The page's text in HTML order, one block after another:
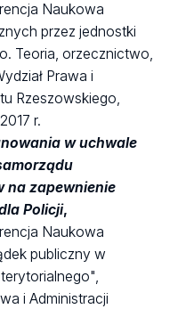
Naukowa
przez jednostki
Teoria, orzecznictwo,
Prawa i
Rzeszowskiego,
r.
w uchwale
na zapewnienie
Policji,
Naukowa
publiczny w
i Administracji